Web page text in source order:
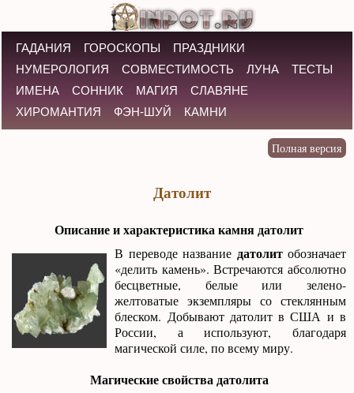
ГАДАНИЯ ГОРОСКОПЫ
ПРАЗДНИКИ
НУМЕРОЛОГИЯ
СОВМЕСТИМОСТЬ ЛУНА
ТЕСТЫ
ИМЕНА
СОННИК МАГИЯ
СЛАВЯНЕ
ХИРОМАНТИЯ
ФЭН-ШУЙ КАМНИ
Датолит
Описание и характеристика камня датолит
В переводе название датолитобозначает
«делить камень». Встречаются абсолютно
бесцветные, белые или зелено-
желтоватые экземпляры со стеклянным
блеском. Добывают датолит в США и в
России, а используют, благодаря
магической силе, по всему миру.
Магические свойства датолита